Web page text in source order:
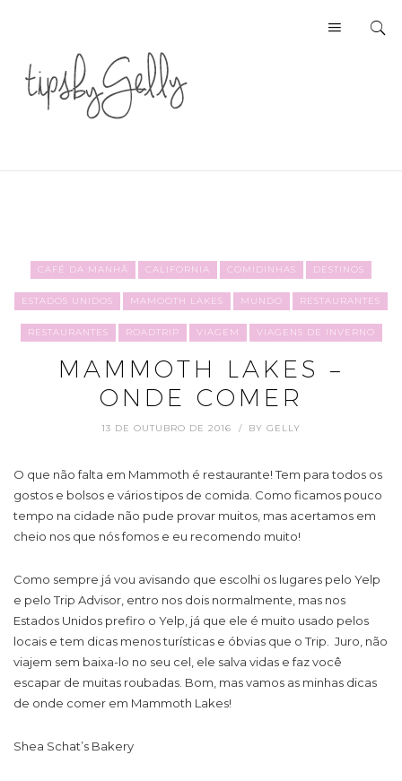
CAFÉ DA MANHÃ CALIFORNIA COMIDINHAS DESTINOS
ESTADOS UNIDOS MAMOOTH LAKES MUNDO RESTAURANTES
RESTAURANTES ROADTRIP VIAGEM VIAGENS DE INVERNO
MAMMOTH LAKES –
ONDE COMER
13 DE OUTUBRO DE 2016 BY GELLY
O que não falta em Mammoth é restaurante! Tem para todos os
gostos e bolsos e vários tipos de comida. Como ficamos pouco
tempo na cidade não pude provar muitos, mas acertamos em
cheio nos que nós fomos e eu recomendo muito!
Como sempre já vou avisando que escolhi os lugares pelo Yelp
e pelo Trip Advisor, entro nos dois normalmente, mas nos
Estados Unidos prefiro o Yelp, já que ele é muito usado pelos
locais e tem dicas menos turísticas e óbvias que o Trip. Juro, não
viajem sem baixa-lo no seu cel, ele salva vidas e faz você
escapar de muitas roubadas. Bom, mas vamos as minhas dicas
de onde comer em Mammoth Lakes!
Shea Schat’s Bakery